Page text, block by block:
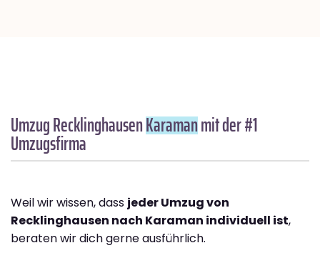
Umzug RecklinghausenKaramanmit der #1
Umzugsfirma
Weil wir wissen, dass jeder Umzug von
Recklinghausen nach Karaman individuell ist,
beraten wir dich gerne ausführlich.